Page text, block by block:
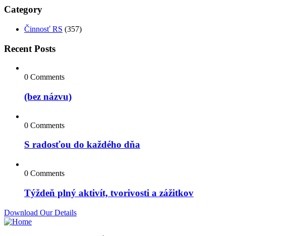
Category
Činnosť RS (357)
Recent Posts
0 Comments
(bez názvu)
0 Comments
S radosťou do každého dňa
0 Comments
Týždeň plný aktivít, tvorivosti a zážitkov
Download Our Details